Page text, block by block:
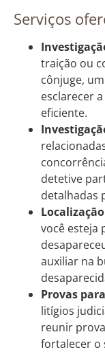
Serviços
traição ou
cônjuge,
esclarecer
eficiente.
detetive
detalhadas
você esteja
auxiliar na
Provas
litígios
reunir
fortalecer o